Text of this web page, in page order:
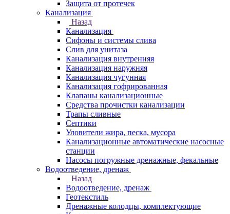
Защита от протечек
Канализация
Назад
Канализация
Сифоны и системы слива
Слив для унитаза
Канализация внутренняя
Канализация наружняя
Канализация чугунная
Канализация гофрированная
Клапаны канализационные
Средства прочистки канализации
Трапы сливные
Септики
Уловители жира, песка, мусора
Канализационные автоматические насосные
станции
Насосы погружные дренажные, фекальные
Водоотведение, дренаж
Назад
Водоотведение, дренаж
Геотекстиль
Дренажные колодцы, комплектующие